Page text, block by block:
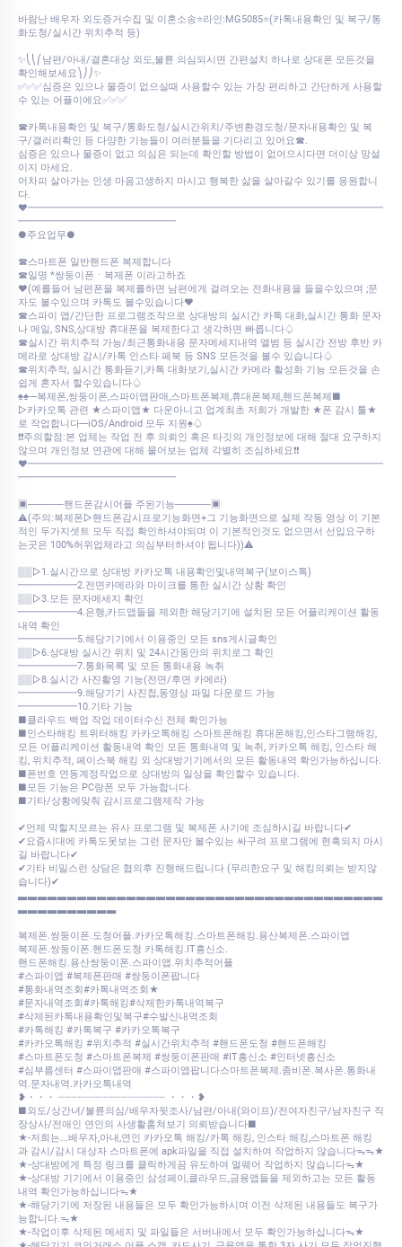
바람난 배우자 외도증거수집 및 이혼소송⭐라인:MG5085⭐(카톡내용확인 및 복구/통
화도청/실시간 위치추적 등)
✨⎝⎝⎛남편/아내/결혼대상 외도,불륜 의심되시면 간편설치 하나로 상대폰 모든것을
확인해보세요⎞⎠⎠✨
✅✅✅심증은 있으나 물증이 없으실때 사용할수 있는 가장 편리하고 간단하게 사용할
수 있는 어플이에요✅✅✅
☎카톡내용확인 및 복구/통화도청/실시간위치/주변환경도청/문자내용확인 및 복
구/갤러리확인 등 다양한 기능들이 여러분들을 기다리고 있어요☎.
심증은 있으나 물증이 없고 의심은 되는데 확인할 방법이 없어으시다면 더이상 망설
이지 마세요.
어차피 살아가는 인생 마음고생하지 마시고 행복한 삶을 살아갈수 있기를 응원합니
다.
♥━━━━━━━━━━━━━━━━━━━━━━━━━━━━━━━━━━━━
━━━━━━━━━━━━━━━━
●주요업무●
☎스마트폰 일반핸드폰 복제합니다
☎일명 *쌍둥이폰ㆍ복제폰 이라고하죠
♥(예를들어 남편폰을 복제를하면 남편에게 걸려오는 전화내용을 들을수있으며 ;문
자도 볼수있으며 카톡도 볼수있습니다♥
☎스파이 앱/간단한 프로그램조작으로 상대방의 실시간 카톡 대화,실시간 통화 문자
나 메일, SNS,상대방 휴대폰을 복제한다고 생각하면 빠릅니다♤
☎실시간 위치추적 가능/최근통화내용 문자메세지내역 앨범 등 실시간 전방 후반 카
메라로 상대방 감시/카톡 인스타 페북 등 SNS 모든것을 볼수 있습니다♤
☎위치추적, 실시간 통화듣기,카톡 대화보기,실시간 카메라 활성화 기능 모든것을 손
쉽게 혼자서 할수있습니다♤
♠♠---복제폰,쌍둥이폰,스파이앱판매,스마트폰복제,휴대폰복제,핸드폰복제■
▷카카오톡 관련 ★스파이앱★ 다운아니고 업계최초 저희가 개발한 ★폰 감시 툴★
로 작업합니다---iOS/Android 모두 지원♠♤
❗❗주의할점:본 업체는 작업 전 후 의뢰인 혹은 타깃의 개인정보에 대해 절대 요구하지
않으며 개인정보 연관에 대해 물어보는 업체 각별히 조심하세요❗❗
♥━━━━━━━━━━━━━━━━━━━━━━━━━━━━━━━━━━━━
━━━━━━━━━━━━━━━━
▣─────핸드폰감시어플 주된기능─────▣
⚠️(주의:복제폰▷핸드폰감시프로기능화면+그 기능화면으로 실제 작동 영상 이 기본
적인 두가지셋트 모두 직접 확인하셔야되며 이 기본적인것도 없으면서 선입요구하
는곳은 100%허위업체라고 의심부터하셔야 됩니다))⚠️
▒▒▷1.실시간으로 상대방 카카오톡 내용확인및내역복구(보이스톡)
━━━━━━2.전면카메라와 마이크를 통한 실시간 상황 확인
▒▒▷3.모든 문자메세지 확인
━━━━━━4.은행,카드앱들을 제외한 해당기기에 설치된 모든 어플리케이션 활동
내역 확인
━━━━━━5.해당기기에서 이용중인 모든 sns게시글확인
▒▒▷6.상대방 실시간 위치 및 24시간동안의 위치로그 확인
━━━━━━7.통화목록 및 모든 통화내용 녹취
▒▒▷8.실시간 사진활영 기능(전면/후면 카메라)
━━━━━━9.해당기기 사진첩,동영상 파일 다운로드 가능
━━━━━━10.기타 기능
■클라우드 백업 작업 데이터수신 전체 확인가능
■인스타해킹 트위터해킹 카카오톡해킹 스마트폰해킹 휴대폰해킹,인스타그램해킹,
모든 어플리케이션 활동내역 확인 모든 통화내역 및 녹취, 카카오톡 해킹, 인스타 해
킹, 위치추적, 페이스북 해킹 외 상대방기기에서의 모든 활동내역 확인가능하십니다.
■폰번호 연동계정작업으로 상대방의 일상을 확인할수 있습니다.
■모든 기능은 PC랑폰 모두 가능합니다.
■기타/상황에맞춰 감시프로그램제작 가능
✔언제 막힐지모르는 유사 프로그램 및 복제폰 사기에 조심하시길 바랍니다✔
✔요즘시대에 카톡도못보는 그런 문자만 볼수있는 싸구려 프로그램에 현혹되지 마시
길 바랍니다✔
✔기타 비밀스런 상담은 협의후 진행해드립니다 (무리한요구 및 해킹의뢰는 받지않
습니다)✔
▃▃▃▃▃▃▃▃▃▃▃▃▃▃▃▃▃▃▃▃▃▃▃▃▃▃▃▃▃▃▃▃▃▃▃▃▃
▃▃▃▃▃▃▃▃▃▃
복제폰.쌍둥이폰.도청어플.카카오톡해킹.스마트폰해킹.용산복제폰.스파이앱
복제폰.쌍둥이폰.핸드폰도청 카톡해킹.IT흥신소.
핸드폰해킹.용산쌍둥이폰.스파이앱.위치추적어플
#스파이앱 #복제폰판매 #쌍둥이폰팝니다
#통화내역조회#카톡내역조회★
#문자내역조회#카톡해킹#삭제한카톡내역복구
#삭제된카톡내용확인및복구#수발신내역조회
#카톡해킹 #카톡복구 #카카오톡복구
#카카오톡해킹 #위치추적 #실시간위치추적 #핸드폰도청 #핸드폰해킹
#스마트폰도청 #스마트폰복제 #쌍둥이폰판매 #IT흥신소 #인터넷흥신소
#심부름센터 #스파이앱판매 #스파이앱팝니다스마트폰복제.좀비폰.복사폰.통화내
역.문자내역.카카오톡내역
❥・・・ ┈┈┈┈┈┈┈┈┈┈┈┈┈┈┈┈┈ ・・・❥
■외도/상간녀/불륜의심/배우자뒷조사/남편/아내(와이프)/전여자친구/남자친구 직
장상사/전애인 연인의 사생활훔쳐보기 의뢰받습니다■
★-저희는...배우자,아내,연인 카카오톡 해킹/카톡 해킹, 인스타 해킹,스마트폰 해킹
과 감시/감시 대상자 스마트폰에 apk파일을 직접 설치하여 작업하지 않습니다ᯓᯓ★
★-상대방에게 특정 링크를 클릭하게끔 유도하여 멀웨어 작업하지 않습니다ᯓ★
★-상대방 기기에서 이용중인 삼성페이,클라우드,금융앱들을 제외하고는 모든 활동
내역 확인가능하십니다ᯓ★
★-해당기기에 저장된 내용들은 모두 확인가능하시며 이전 삭제된 내용들도 복구가
능합니다.ᯓ★
★-작업이후 삭제된 메세지 및 파일들은 서버내에서 모두 확인가능하십니다ᯓ★